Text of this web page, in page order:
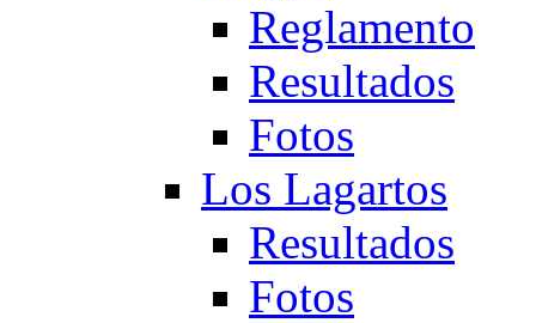
Reglamento
Resultados
Fotos
Los Lagartos
Resultados
Fotos